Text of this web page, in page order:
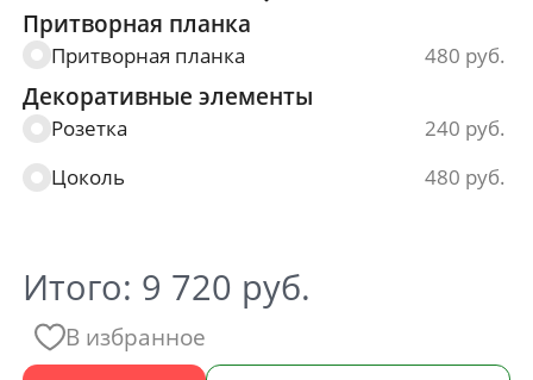
Карниз 80 см
Притворная планка
Притворная планка 480
Декоративные элементы
Розетка
240
Цоколь
480
Итого: 9 720 руб.
В избранное